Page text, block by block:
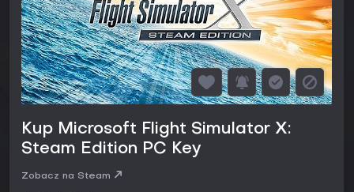
Kup Microsoft Flight Simulator X:
Steam Edition PC Key
Zobacz na Steam